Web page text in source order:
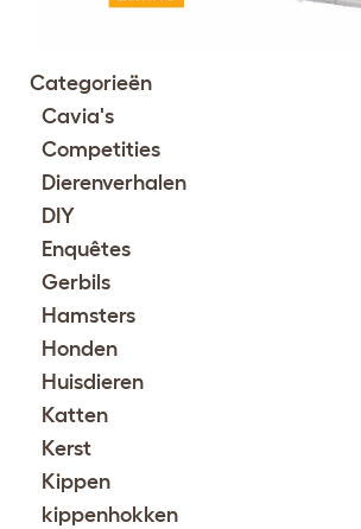
Categorieën
Cavia's
Competities
Dierenverhalen
DIY
Enquêtes
Gerbils
Hamsters
Honden
Huisdieren
Katten
Kerst
Kippen
kippenhokken